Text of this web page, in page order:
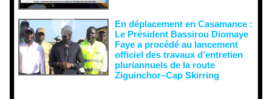
En déplacement en Casamance :
Le Président Bassirou Diomaye
Faye a procédé au lancement
officiel des travaux d’entretien
pluriannuels de la route
Ziguinchor–Cap Skirring